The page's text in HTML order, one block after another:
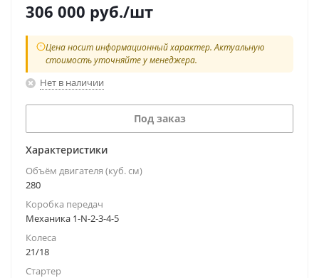
306 000 руб./шт
Цена носит информационный характер. Актуальную
стоимость уточняйте у менеджера.
Нет в наличии
Под заказ
Характеристики
Объём двигателя (куб. см)
280
Коробка передач
Механика 1-N-2-3-4-5
Колеса
21/18
Стартер